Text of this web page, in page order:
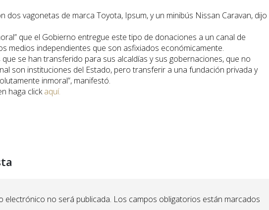
dos vagonetas de marca Toyota, Ipsum, y un minibús Nissan Caravan, dijo
que el Gobierno entregue este tipo de donaciones a un canal de
medios independientes que son asfixiados económicamente.
que se han transferido para sus alcaldías y sus gobernaciones, que no
son instituciones del Estado, pero transferir a una fundación privada y
inmoral”, manifestó.
haga clickaquí.
electrónico no será publicada. Los campos obligatorios están marcados